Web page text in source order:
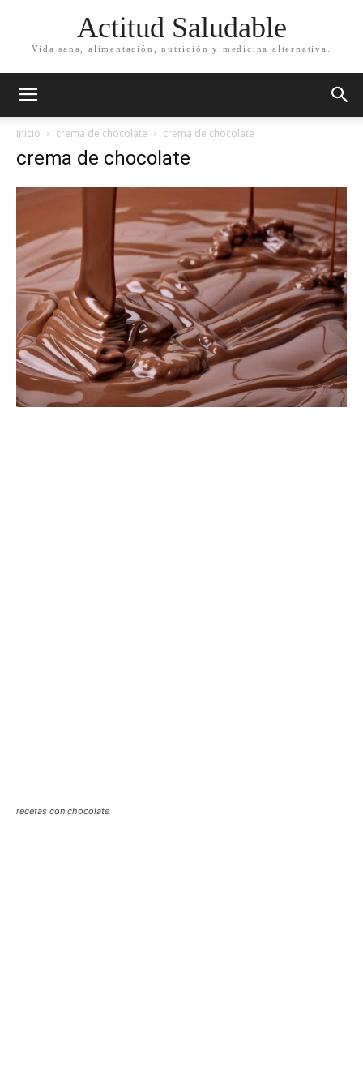
Actitud Saludable
Vida sana, alimentación, nutrición y medicina alternativa.
Inicio crema de chocolate crema de chocolate
crema de chocolate
recetas con chocolate